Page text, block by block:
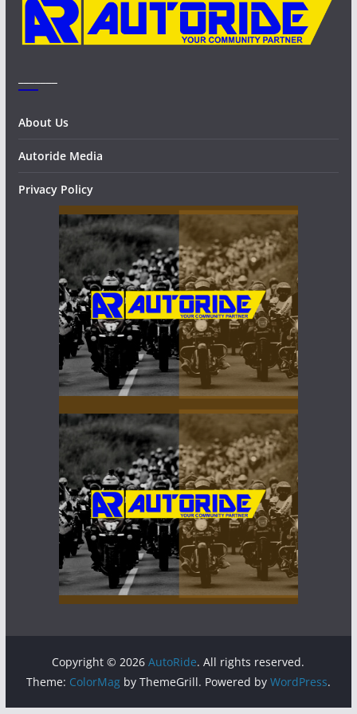
About Us
Autoride Media
Privacy Policy
Copyright © 2026AutoRide. All rights reserved.
Theme: ColorMagby ThemeGrill. Powered by WordPress.